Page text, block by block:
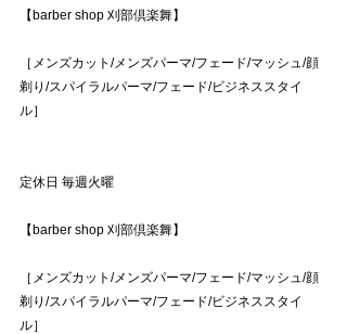
【barber shop 刈部倶楽舞】
［メンズカット/メンズパーマ/フェード/マッシュ/顔
剃り/スパイラルパーマ/フェード/ビジネススタイ
ル］
定休日 毎週火曜
【barber shop 刈部倶楽舞】
［メンズカット/メンズパーマ/フェード/マッシュ/顔
剃り/スパイラルパーマ/フェード/ビジネススタイ
ル］